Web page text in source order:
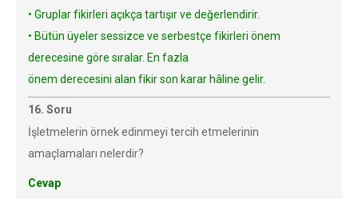
• Gruplar fikirleri açıkça tartışır ve değerlendirir.
• Bütün üyeler sessizce ve serbestçe fikirleri önem
derecesine göre sıralar. En fazla
önem derecesini alan fikir son karar hâline gelir.
16. Soru
İşletmelerin örnek edinmeyi tercih etmelerinin
amaçlamaları nelerdir?
Cevap